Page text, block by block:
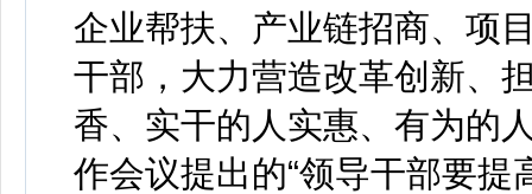
企业帮扶、产业链招商、项
干部，大力营造改革创新、
香、实干的人实惠、有为的
作会议提出的“领导干部要提